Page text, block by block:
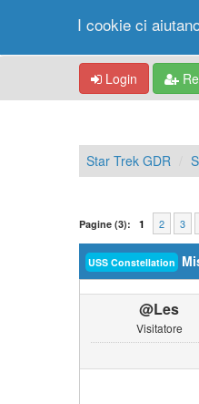
Login
Star Trek GDR
Pagine (3): 1 2 3
USS Constellation
@Les
Visitatore
I cookie ci